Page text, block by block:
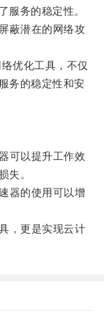
服务的稳定性。
蔽潜在的网络攻
优化工具，不仅
务的稳定性和安
可以提升工作效
失。
器的使用可以增
，更是实现云计